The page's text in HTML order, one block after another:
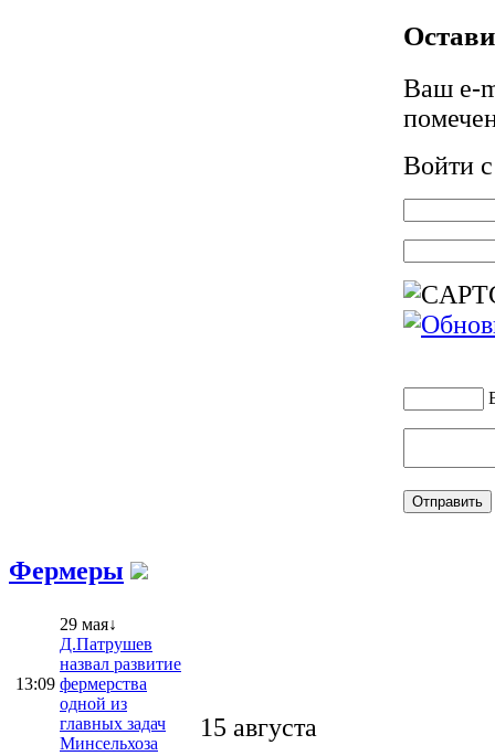
Ваш e-
Войти
Фермеры
13:09
29 мая↓
Д.Патрушев
назвал развитие
фермерства
одной из
главных задач
Минсельхоза
15 августа